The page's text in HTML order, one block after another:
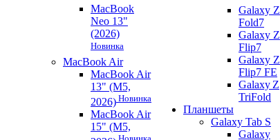
MacBook
Neo 13"
(2026)
Новинка
MacBook Air
MacBook Air
13" (M5,
2026) Новинка
MacBook Air
15" (M5,
Galaxy Z
Fold7
Galaxy Z
Flip7
Galaxy Z
Flip7 FE
Galaxy Z
TriFold
Планшеты
Galaxy Tab S
Galaxy